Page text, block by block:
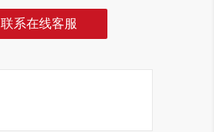
联系在线客服